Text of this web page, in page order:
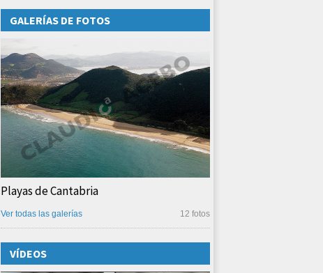
GALERÍAS DE FOTOS
Playas de Cantabria
12 fotos
Ver todas las galerías
VÍDEOS